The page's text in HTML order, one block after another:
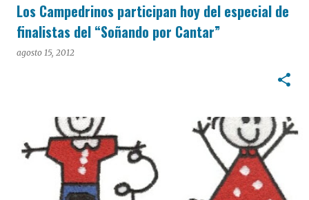
Los Campedrinos participan hoy del especial de
finalistas del “Soñando por Cantar”
agosto 15, 2012